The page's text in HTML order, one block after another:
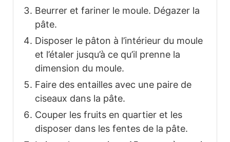
Beurrer et fariner le moule. Dégazer la
pâte.
Disposer le pâton à l’intérieur du moule
et l’étaler jusqu’à ce qu’il prenne la
dimension du moule.
Faire des entailles avec une paire de
ciseaux dans la pâte.
Couper les fruits en quartier et les
disposer dans les fentes de la pâte.